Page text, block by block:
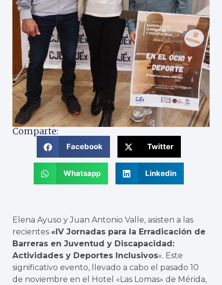
Comparte:
Facebook Twitter
Whatsapp Linkedin
Elena Ayuso y Juan Antonio Valle, asisten a las
recientes «IV Jornadas para la Erradicación de
Barreras en Juventud y Discapacidad:
Actividades y Deportes Inclusivos«. Este
significativo evento, llevado a cabo el pasado 10
de noviembre en el Hotel «Las Lomas» de Mérida,